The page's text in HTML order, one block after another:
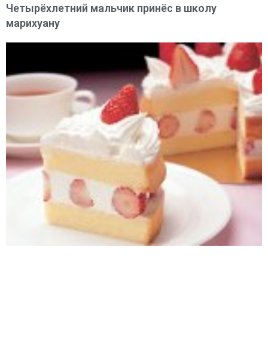
Четырёхлетний мальчик принёс в школу
марихуану